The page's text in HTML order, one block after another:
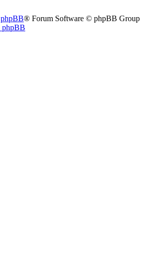
phpBB® Forum Software © phpBB Group
phpBB